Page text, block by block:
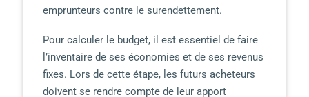
emprunteurs contre le surendettement.
Pour calculer le budget, il est essentiel de faire
l’inventaire de ses économies et de ses revenus
fixes. Lors de cette étape, les futurs acheteurs
doivent se rendre compte de leur apport